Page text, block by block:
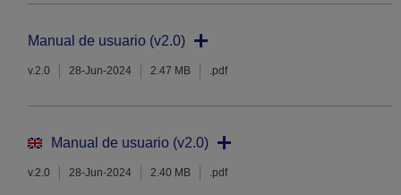
Manual de usuario (v2.0)
v.2.0 28-Jun-2024 2.47 MB .pdf
Manual de usuario (v2.0)
v.2.0 28-Jun-2024 2.40 MB .pdf